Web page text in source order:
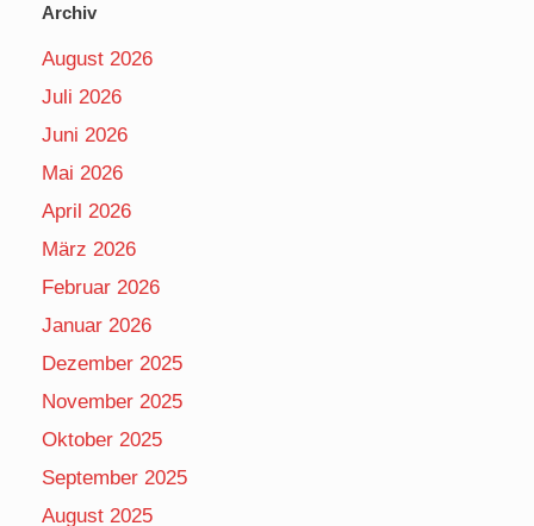
Archiv
August 2026
Juli 2026
Juni 2026
Mai 2026
April 2026
März 2026
Februar 2026
Januar 2026
Dezember 2025
November 2025
Oktober 2025
September 2025
August 2025